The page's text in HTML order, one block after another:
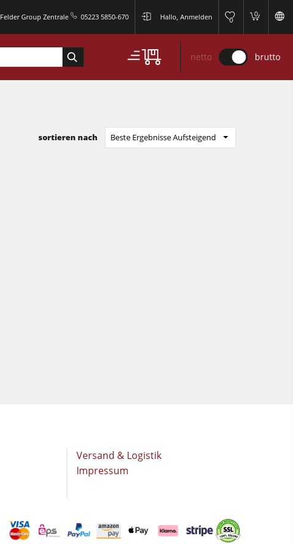
Felder Group Zentrale 05223 5850-670 Hallo, Anmelden 0
0
netto brutto
sortieren nach Beste Ergebnisse Aufsteigend
Versand & Logistik
Impressum